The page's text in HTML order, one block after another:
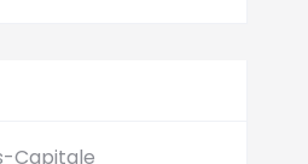
Capitale